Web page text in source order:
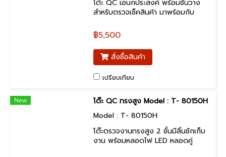
โต๊ะ QC เอนกประสงค์ พร้อมชั้นวาง
สำหรับตรวจเช็คสินค้า มาพร้อมกับ
ขนาด18 x 2 watt. จำนวน 1 ชุด ชนิด
ฝาครอบ หลอดไฟประหยัดพลังงาน
฿5,500
สั่งซื้อสินค้า
เปรียบเทียบ
New
โต๊ะ QC ทรงสูง Model : T- 80150H
Model : T- 80150H
โต๊ะตรวจงานทรงสูง 2 ชั้นมีลิ้นชักเก็บ
งาน พร้อมหลอดไฟ LED หลอดคู่